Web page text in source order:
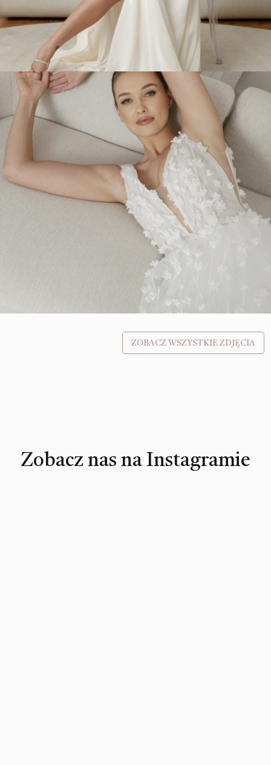
ZOBACZ WSZYSTKIE ZDJĘCIA
Zobacz nas na Instagramie